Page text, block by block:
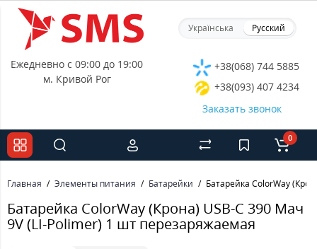
Українська Русский
Ежедневно с 09:00 до 19:00
м. Кривой Рог
+38(068) 744 5885
+38(093) 407 4234
Заказать звонок
0
Главная Элементы питания Батарейки Батарейка ColorWay
Батарейка ColorWay (Крона) USB-C 390 Мач
9V (LI-Polimer) 1 шт перезаряжаемая